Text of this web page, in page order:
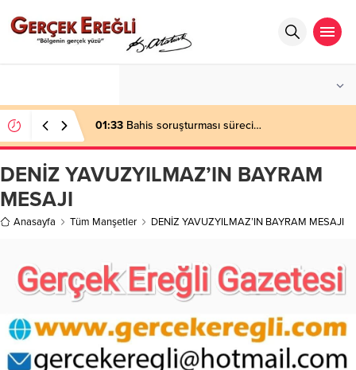
01:33 Bahis soruşturması süreci…
DENİZ YAVUZYILMAZ’IN BAYRAM
MESAJI
Anasayfa Tüm Manşetler DENİZ YAVUZYILMAZ’IN BAYRAM MESAJI